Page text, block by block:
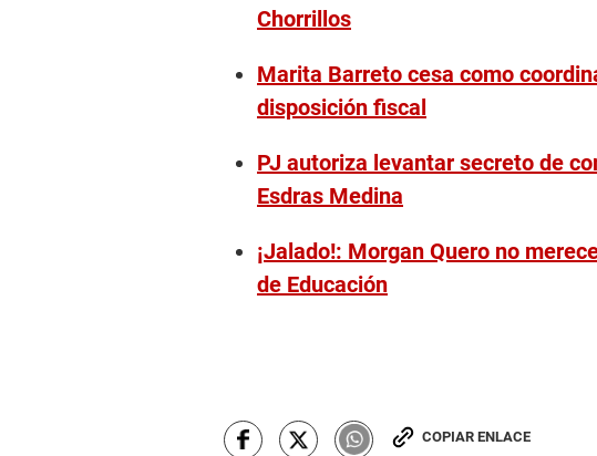
Chorrillos
Marita Barreto cesa como
disposición fiscal
PJ autoriza levantar secreto de
Esdras Medina
¡Jalado!: Morgan Quero no
de Educación
COPIAR ENLACE